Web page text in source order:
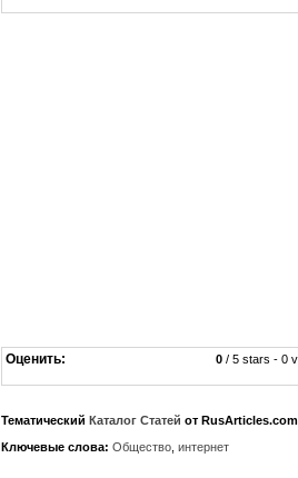
Оценить: 0 / 5 stars - 0
Тематический Каталог Статей от RusArticles.com
Ключевые слова: Общество интернет